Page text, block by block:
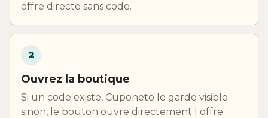
offre directe sans code.
2
Ouvrez la boutique
Si un code existe, Cuponeto le garde visible;
sinon, le bouton ouvre directement l offre.